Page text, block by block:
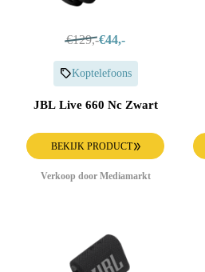
€129,-€44,-
Koptelefoons
JBL Live 660 Nc Zwart
BEKIJK PRODUCT
Verkoop door Mediamarkt